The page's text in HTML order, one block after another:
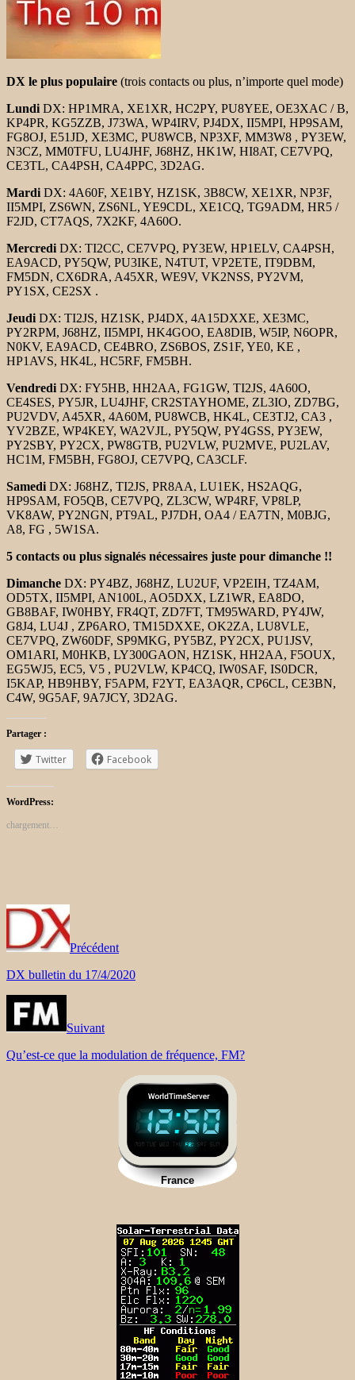
DX le plus populaire (trois contacts ou plus, n’importe quel mode)
Lundi DX: HP1MRA, XE1XR, HC2PY, PU8YEE, OE3XAC / B,
KP4PR, KG5ZZB, J73WA, WP4IRV, PJ4DX, II5MPI, HP9SAM,
FG8OJ, E51JD, XE3MC, PU8WCB, NP3XF, MM3W8 , PY3EW,
N3CZ, MM0TFU, LU4JHF, J68HZ, HK1W, HI8AT, CE7VPQ,
CE3TL, CA4PSH, CA4PPC, 3D2AG.
Mardi DX: 4A60F, XE1BY, HZ1SK, 3B8CW, XE1XR, NP3F,
II5MPI, ZS6WN, ZS6NL, YE9CDL, XE1CQ, TG9ADM, HR5 /
F2JD, CT7AQS, 7X2KF, 4A60O.
Mercredi DX: TI2CC, CE7VPQ, PY3EW, HP1ELV, CA4PSH,
EA9ACD, PY5QW, PU3IKE, N4TUT, VP2ETE, IT9DBM,
FM5DN, CX6DRA, A45XR, WE9V, VK2NSS, PY2VM,
PY1SX, CE2SX .
Jeudi DX: TI2JS, HZ1SK, PJ4DX, 4A15DXXE, XE3MC,
PY2RPM, J68HZ, II5MPI, HK4GOO, EA8DIB, W5IP, N6OPR,
N0KV, EA9ACD, CE4BRO, ZS6BOS, ZS1F, YE0, KE ,
HP1AVS, HK4L, HC5RF, FM5BH.
Vendredi DX: FY5HB, HH2AA, FG1GW, TI2JS, 4A60O,
CE4SES, PY5JR, LU4JHF, CR2STAYHOME, ZL3IO, ZD7BG,
PU2VDV, A45XR, 4A60M, PU8WCB, HK4L, CE3TJ2, CA3 ,
YV2BZE, WP4KEY, WA2VJL, PY5QW, PY4GSS, PY3EW,
PY2SBY, PY2CX, PW8GTB, PU2VLW, PU2MVE, PU2LAV,
HC1M, FM5BH, FG8OJ, CE7VPQ, CA3CLF.
Samedi DX: J68HZ, TI2JS, PR8AA, LU1EK, HS2AQG,
HP9SAM, FO5QB, CE7VPQ, ZL3CW, WP4RF, VP8LP,
VK8AW, PY2NGN, PT9AL, PJ7DH, OA4 / EA7TN, M0BJG,
A8, FG , 5W1SA.
5 contacts ou plus signalés nécessaires juste pour dimanche !!
Dimanche DX: PY4BZ, J68HZ, LU2UF, VP2EIH, TZ4AM,
OD5TX, II5MPI, AN100L, AO5DXX, LZ1WR, EA8DO,
GB8BAF, IW0HBY, FR4QT, ZD7FT, TM95WARD, PY4JW,
G8J4, LU4J , ZP6ARO, TM15DXXE, OK2ZA, LU8VLE,
CE7VPQ, ZW60DF, SP9MKG, PY5BZ, PY2CX, PU1JSV,
OM1ARI, M0HKB, LY300GAON, HZ1SK, HH2AA, F5OUX,
EG5WJ5, EC5, V5 , PU2VLW, KP4CQ, IW0SAF, IS0DCR,
I5KAP, HB9HBY, F5APM, F2YT, EA3AQR, CP6CL, CE3BN,
C4W, 9G5AF, 9A7JCY, 3D2AG.
Partager :
Twitter Facebook
WordPress:
chargement…
Précédent
DX bulletin du 17/4/2020
Suivant
Qu’est-ce que la modulation de fréquence, FM?